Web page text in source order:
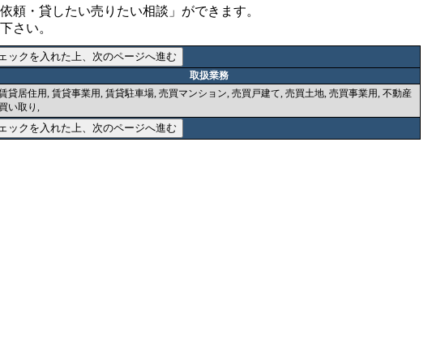
頼・貸したい売りたい相談」ができます。
さい。
取扱業務
貸居住用, 賃貸事業用, 賃貸駐車場, 売買マンション, 売買戸建て, 売買土地, 売買事業用, 不動産
買い取り,